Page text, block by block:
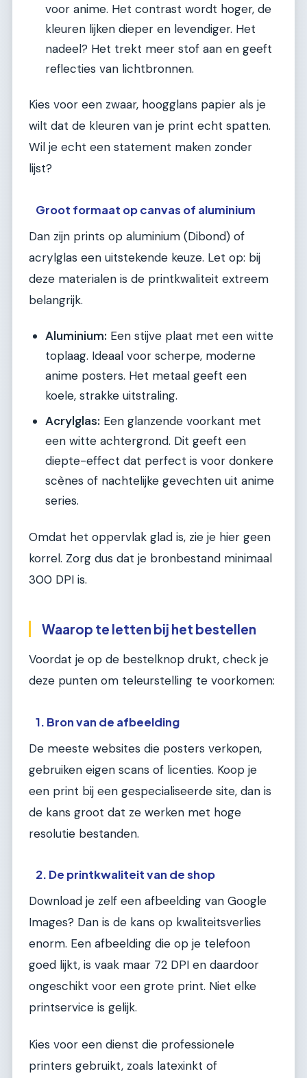
voor anime. Het contrast wordt hoger, de
kleuren lijken dieper en levendiger. Het
nadeel? Het trekt meer stof aan en geeft
reflecties van lichtbronnen.
Kies voor een zwaar, hoogglans papier als je
wilt dat de kleuren van je print echt spatten.
Wil je echt een statement maken zonder
lijst?
Groot formaat op canvas of aluminium
Dan zijn prints op aluminium (Dibond) of
acrylglas een uitstekende keuze. Let op: bij
deze materialen is de printkwaliteit extreem
belangrijk.
Aluminium: Een stijve plaat met een witte
toplaag. Ideaal voor scherpe, moderne
anime posters. Het metaal geeft een
koele, strakke uitstraling.
Acrylglas: Een glanzende voorkant met
een witte achtergrond. Dit geeft een
diepte-effect dat perfect is voor donkere
scènes of nachtelijke gevechten uit anime
series.
Omdat het oppervlak glad is, zie je hier geen
korrel. Zorg dus dat je bronbestand minimaal
300 DPI is.
Waarop te letten bij het bestellen
Voordat je op de bestelknop drukt, check je
deze punten om teleurstelling te voorkomen:
1. Bron van de afbeelding
De meeste websites die posters verkopen,
gebruiken eigen scans of licenties. Koop je
een print bij een gespecialiseerde site, dan is
de kans groot dat ze werken met hoge
resolutie bestanden.
2. De printkwaliteit van de shop
Download je zelf een afbeelding van Google
Images? Dan is de kans op kwaliteitsverlies
enorm. Een afbeelding die op je telefoon
goed lijkt, is vaak maar 72 DPI en daardoor
ongeschikt voor een grote print. Niet elke
printservice is gelijk.
Kies voor een dienst die professionele
printers gebruikt, zoals latexinkt of